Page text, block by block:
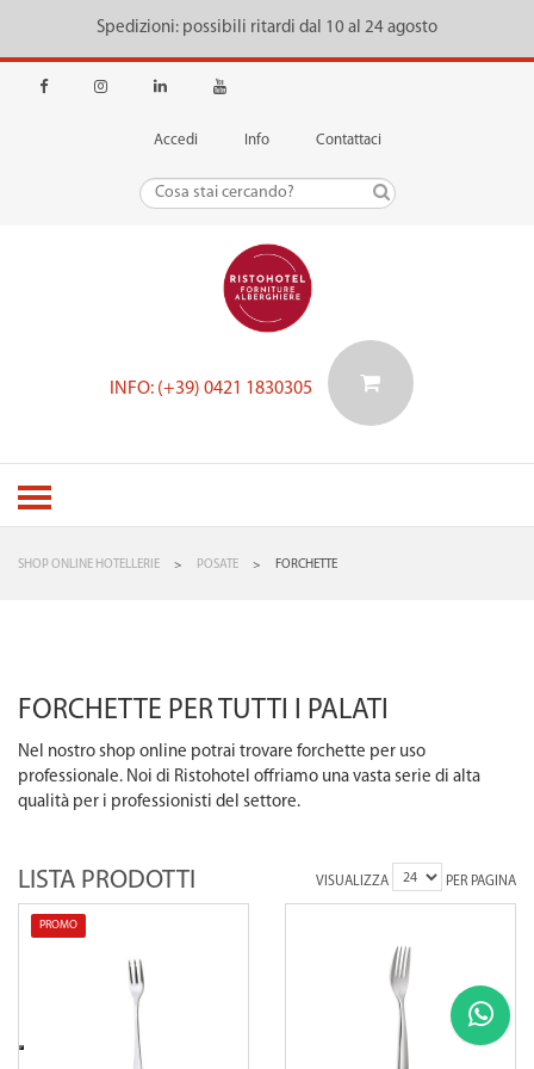
Spedizioni: possibili ritardi dal 10 al 24 agosto
Accedi Info Contattaci
INFO: (+39) 0421 1830305
SHOP ONLINE HOTELLERIE > POSATE > FORCHETTE
FORCHETTE PER TUTTI I PALATI
Nel nostro shop online potrai trovare forchette per uso
professionale. Noi di Ristohotel offriamo una vasta serie di alta
qualità per i professionisti del settore.
LISTA PRODOTTI VISUALIZZA PER PAGINA
PROMO